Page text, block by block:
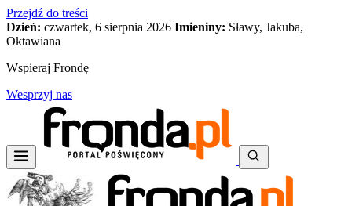
Przejdź do treści
Dzień: czwartek, 6 sierpnia 2026 Imieniny: Sławy, Jakuba,
Oktawiana
Wspieraj Frondę
Wesprzyj nas